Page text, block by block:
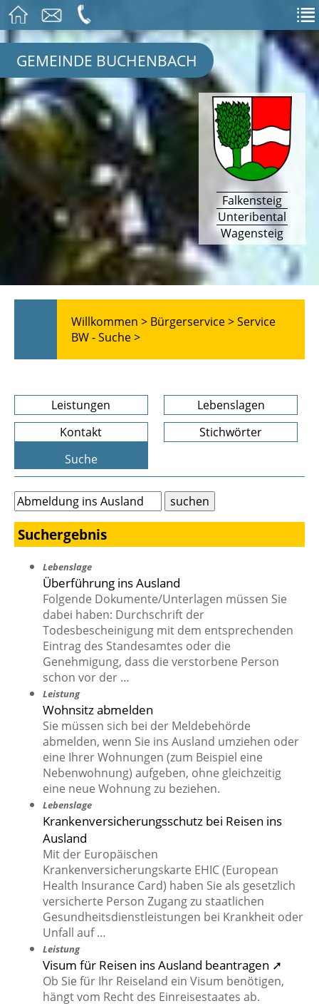
GEMEINDE BUCHENBACH
Falkensteig
Unteribental
Wagensteig
Willkommen > Bürgerservice >Service
BW - Suche >
Leistungen
Lebenslagen
Kontakt
Stichwörter
Suche
Suchergebnis
Lebenslage
Überführung ins Ausland
Folgende Dokumente/Unterlagen müssen Sie
dabei haben: Durchschrift der
Todesbescheinigung mit dem entsprechenden
Eintrag des Standesamtes oder die
Genehmigung, dass die verstorbene Person
schon vor der …
Leistung
Wohnsitz abmelden
Sie müssen sich bei der Meldebehörde
abmelden, wenn Sie ins Ausland umziehen oder
eine Ihrer Wohnungen (zum Beispiel eine
Nebenwohnung) aufgeben, ohne gleichzeitig
eine neue Wohnung zu beziehen.
Lebenslage
Krankenversicherungsschutz bei Reisen ins
Ausland
Mit der Europäischen
Krankenversicherungskarte EHIC (European
Health Insurance Card) haben Sie als gesetzlich
versicherte Person Zugang zu staatlichen
Gesundheitsdienstleistungen bei Krankheit oder
Unfall auf …
Leistung
Visum für Reisen ins Ausland beantragen ➚
Ob Sie für Ihr Reiseland ein Visum benötigen,
hängt vom Recht des Einreisestaates ab.